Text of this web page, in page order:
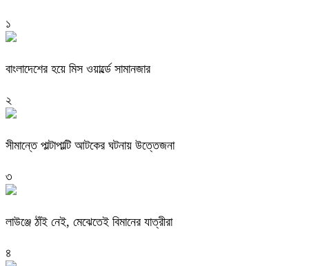
১
বাংলাদেশের হয়ে মিস ওয়ার্ল্ডে সামানজার
২
সীমান্তে পাল্টাপাল্টি আটকের ঘটনায় উত্তেজনা
৩
লাউঞ্জে ঠাঁই নেই, মেঝেতেই বিমানের যাত্রীরা
৪